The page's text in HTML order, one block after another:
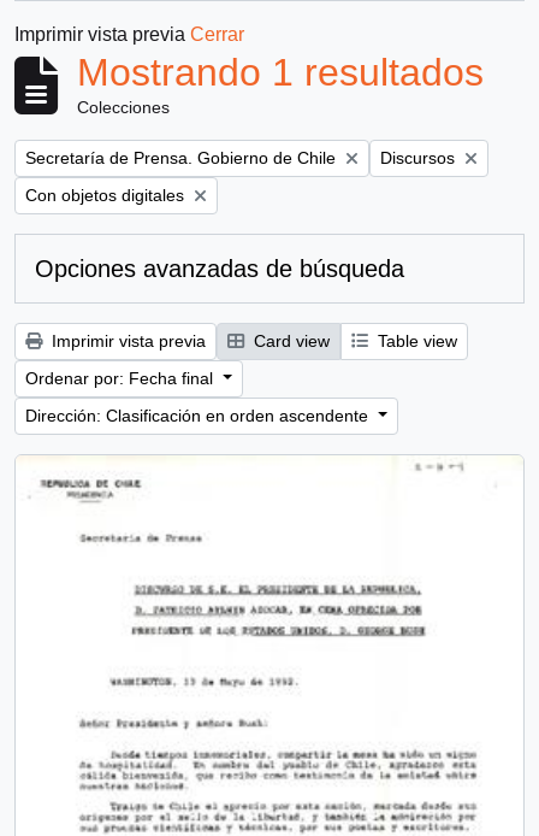
Imprimir vista previa Cerrar
Mostrando 1 resultados
Colecciones
Remove filter:
Secretaría de Prensa. Gobierno de Chile Remove filter:
Discursos
Remove filter:
Con objetos digitales
Opciones avanzadas de búsqueda
Imprimir vista previa Card view
Table view
Ordenar por: Fecha final
Dirección: Clasificación en orden ascendente